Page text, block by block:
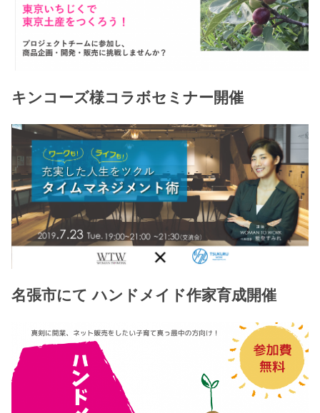
キンコーズ様コラボセミナー開催
名張市にて ハンドメイド作家育成開催